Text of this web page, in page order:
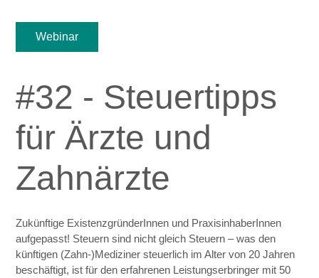
Webinar
#32 - Steuertipps
für Ärzte und
Zahnärzte
Zukünftige ExistenzgründerInnen und PraxisinhaberInnen
aufgepasst! Steuern sind nicht gleich Steuern – was den
künftigen (Zahn-)Mediziner steuerlich im Alter von 20 Jahren
beschäftigt, ist für den erfahrenen Leistungserbringer mit 50